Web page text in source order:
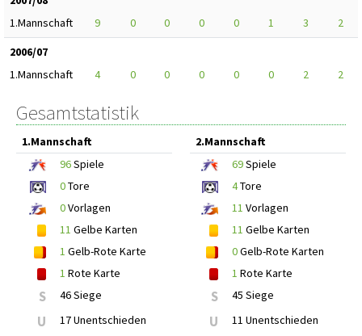
1.Mannschaft
9 0 0 0 0 1 3
2
2006/07
1.Mannschaft
4 0 0 0 0 0 2 2
Gesamtstatistik
1.Mannschaft
96Spiele
0Tore
0Vorlagen
11 Gelbe Karten
1 Gelb-Rote Karte
1 Rote Karte
S 46 Siege
U 17 Unentschieden
2.Mannschaft
69Spiele
4Tore
11 Vorlagen
11 Gelbe Karten
0Gelb-Rote Karten
1 Rote Karte
S 45 Siege
U 11 Unentschieden